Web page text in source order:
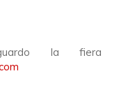
la fiera